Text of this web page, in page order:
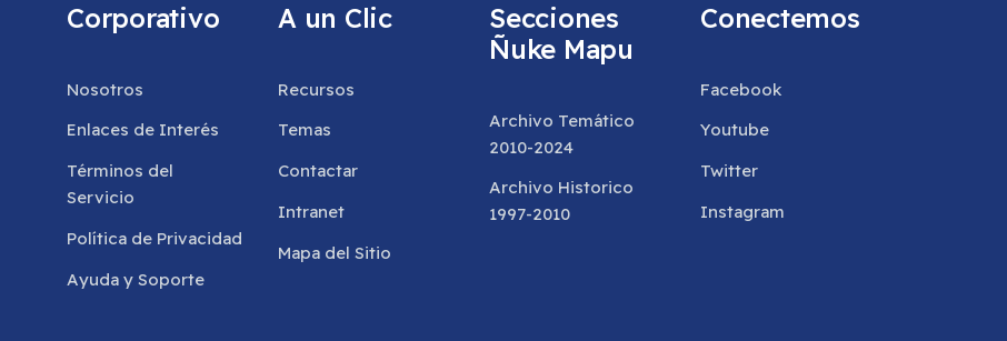
Corporativo
Nosotros
Enlaces de Interés
Términos del
Servicio
Política de Privacidad
Ayuda y Soporte
A un Clic
Recursos
Temas
Contactar
Intranet
Mapa del Sitio
Secciones
Ñuke Mapu
Archivo Temático
2010-2024
Archivo Historico
1997-2010
Conectemos
Facebook
Youtube
Twitter
Instagram